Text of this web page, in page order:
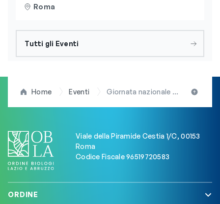
Roma
Tutti gli Eventi
Home Eventi Giornata nazionale del personale sanitario e sociosanitario, del personale assistenziale, socioassistenziale e del volontariato: il 20 febbraio, a Roma, l’evento del ministero della Salute “Rinnovamento delle professioni per una nuova sanità”
Viale della Piramide Cestia 1/C, 00153
Roma
Codice Fiscale 96519720583
ORDINE